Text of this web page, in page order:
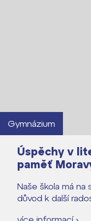
Gymnázium
Úspěchy v
paměť
Naše škola má na
důvod k další